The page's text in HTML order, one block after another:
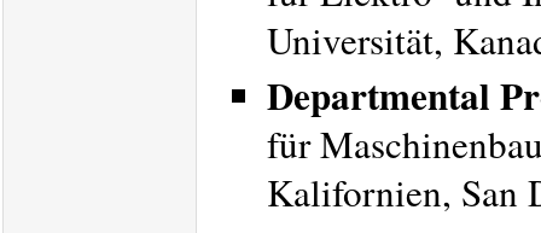
Universität,
Departmental
für
Kalifornien, San